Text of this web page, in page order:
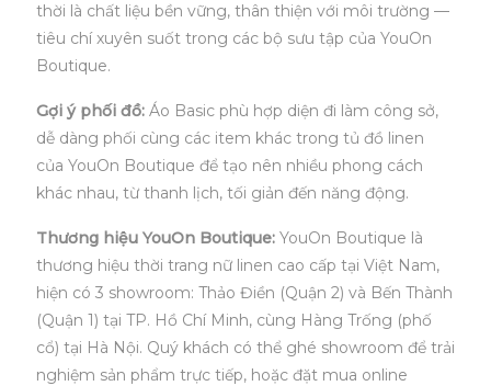
thời là chất liệu bền vững, thân thiện với môi trường —
tiêu chí xuyên suốt trong các bộ sưu tập của YouOn
Boutique.
Gợi ý phối đồ: Áo Basic phù hợp diện đi làm công sở,
dễ dàng phối cùng các item khác trong tủ đồ linen
của YouOn Boutique để tạo nên nhiều phong cách
khác nhau, từ thanh lịch, tối giản đến năng động.
Thương hiệu YouOn Boutique: YouOn Boutique là
thương hiệu thời trang nữ linen cao cấp tại Việt Nam,
hiện có 3 showroom: Thảo Điền (Quận 2) và Bến Thành
(Quận 1) tại TP. Hồ Chí Minh, cùng Hàng Trống (phố
cổ) tại Hà Nội. Quý khách có thể ghé showroom để trải
nghiệm sản phẩm trực tiếp, hoặc đặt mua online